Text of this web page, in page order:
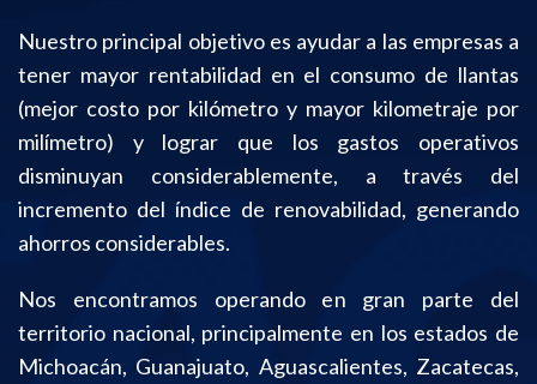
Nuestro principal objetivo es ayudar a las empresas a
tener mayor rentabilidad en el consumo de llantas
(mejor costo por kilómetro y mayor kilometraje por
milímetro) y lograr que los gastos operativos
disminuyan considerablemente, a través del
incremento del índice de renovabilidad, generando
ahorros considerables.
Nos encontramos operando en gran parte del
territorio nacional, principalmente en los estados de
Michoacán, Guanajuato, Aguascalientes, Zacatecas,